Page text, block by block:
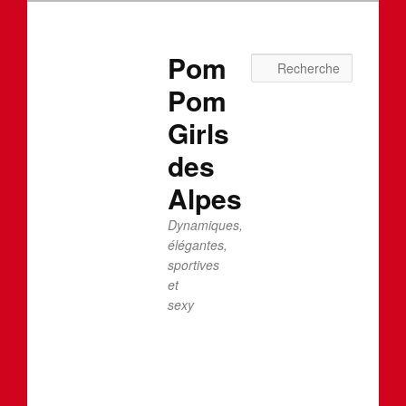
Pom
Pom
Girls
des
Alpes
Dynamiques,
élégantes,
sportives
et
sexy